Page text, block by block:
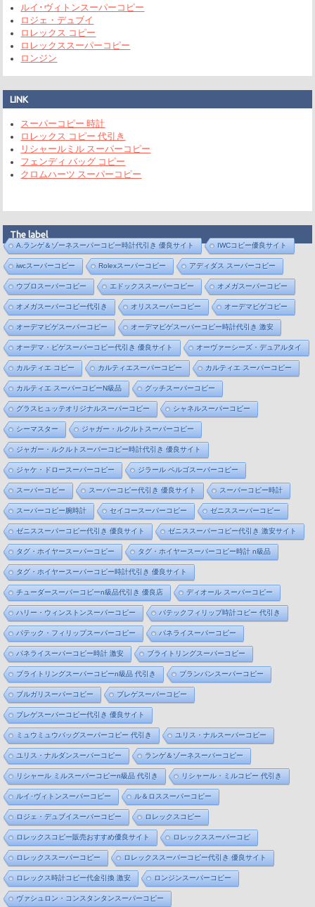
ルイ･ヴィトンスーパーコピー
ロジェ・デュブイ
ロレックス コピー
ロレックススーパーコピー
ロンジン
LINK
スーパーコピー 時計
ロレックス コピー 代引き
リシャールミル スーパーコピー
フェンディ バッグ コピー
クロムハーツ スーパーコピー
The label
A.ランゲ＆ゾーネスーパーコピー時計代引き 優良サイト IWCコピー優良サイト
iwcスーパーコピー Rolexスーパーコピー アディダス スーパーコピー
ウブロスーパーコピー エドックススーパーコピー オメガスーパーコピー
オメガスーパーコピー代引き オリススーパーコピー オーデマピゲコピー
オーデマピゲスーパーコピー オーデマピゲスーパーコピー時計代引き 激安
オーデマ・ピゲスーパーコピー代引き 優良サイト オーヴァーシーズ・デュアルタイ
カルティエ コピー カルティエスーパーコピー カルティエ スーパーコピー
カルティエ スーパーコピーN級品 グッチスーパーコピー
グラスヒュッテオリジナルスーパーコピー シャネルスーパーコピー
シーマスター ジャガー・ルクルトスーパーコピー
ジャガー・ルクルトスーパーコピー時計代引き 優良サイト
ジャケ・ドロースーパーコピー ジラール ペルゴスーパーコピー
スーパーコピー スーパーコピー代引き 優良サイト スーパーコピー時計
スーパーコピー腕時計 セイコースーパーコピー ゼニススーパーコピー
ゼニススーパーコピー代引き 優良サイト ゼニススーパーコピー代引き 激安サイト
タグ・ホイヤースーパーコピー タグ・ホイヤースーパーコピー時計 n級品
タグ・ホイヤースーパーコピー時計代引き 優良サイト
チューダースーパーコピーn級品代引き 優良店 ディオール スーパーコピー
ハリー・ウィンストンスーパーコピー パテックフィリップ時計コピー 代引き
パテック・フィリップスーパーコピー パネライスーパーコピー
パネライスーパーコピー時計 激安 ブライトリングスーパーコピー
ブライトリングスーパーコピーn級品 代引き ブランパンスーパーコピー
ブルガリスーパーコピー ブレゲスーパーコピー
ブレゲスーパーコピー代引き 優良サイト
ミュウミュウバッグスーパーコピー 代引き ユリス・ナルスーパーコピー
ユリス・ナルダンスーパーコピー ランゲ＆ゾーネスーパーコピー
リシャール ミルスーパーコピーn級品 代引き リシャール・ミルコピー 代引き
ルイ･ヴィトンスーパーコピー ル＆ロススーパーコピー
ロジェ・デュブイスーパーコピー ロレックスコピー
ロレックスコピー販売おすすめ優良サイト ロレックススーパーコピ
ロレックススーパーコピー ロレックススーパーコピー代引き 優良サイト
ロレックス時計コピー代金引換 激安 ロンジンスーパーコピー
ヴァシュロン・コンスタンタンスーパーコピー